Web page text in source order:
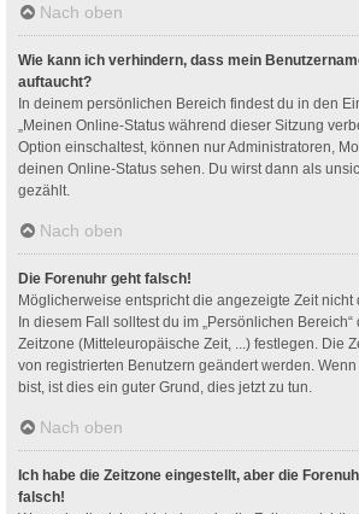
Nach oben
Wie kann ich verhindern, dass mein
auftaucht?
In deinem persönlichen Bereich findest du in den
„Meinen Online-Status während dieser Sitzung
Option einschaltest, können nur Administratoren,
deinen Online-Status sehen. Du wirst dann als
gezählt.
Nach oben
Die Forenuhr geht falsch!
Möglicherweise entspricht die angezeigte Zeit nicht
In diesem Fall solltest du im „Persönlichen
Zeitzone (Mitteleuropäische Zeit, ...) festlegen. Die
von registrierten Benutzern geändert werden.
bist, ist dies ein guter Grund, dies jetzt zu tun.
Nach oben
Ich habe die Zeitzone eingestellt, aber die
falsch!